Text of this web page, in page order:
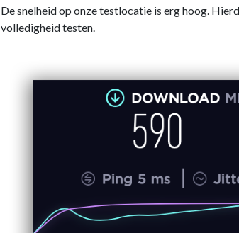
De snelheid op onze testlocatie is erg hoog.
volledigheid testen.